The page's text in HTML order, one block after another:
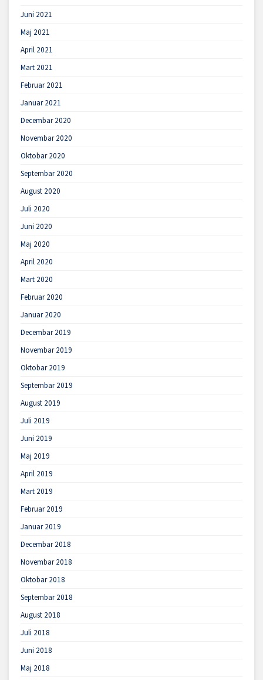
Juni 2021
Maj 2021
April 2021
Mart 2021
Februar 2021
Januar 2021
Decembar 2020
Novembar 2020
Oktobar 2020
Septembar 2020
August 2020
Juli 2020
Juni 2020
Maj 2020
April 2020
Mart 2020
Februar 2020
Januar 2020
Decembar 2019
Novembar 2019
Oktobar 2019
Septembar 2019
August 2019
Juli 2019
Juni 2019
Maj 2019
April 2019
Mart 2019
Februar 2019
Januar 2019
Decembar 2018
Novembar 2018
Oktobar 2018
Septembar 2018
August 2018
Juli 2018
Juni 2018
Maj 2018